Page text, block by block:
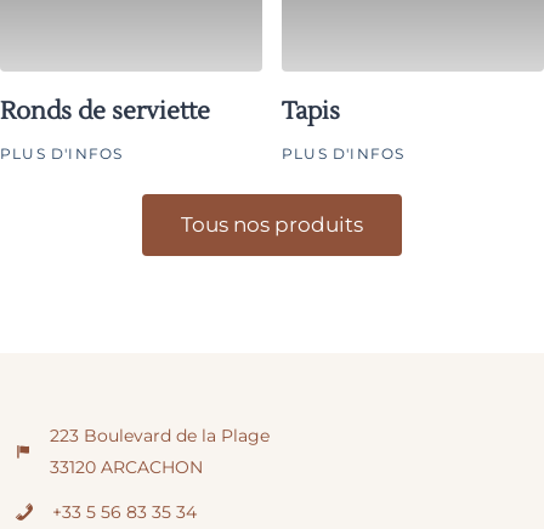
Ronds de serviette
PLUS D'INFOS
Tapis
PLUS D'INFOS
Tous nos produits
223 Boulevard de la Plage
33120 ARCACHON
+33 5 56 83 35 34